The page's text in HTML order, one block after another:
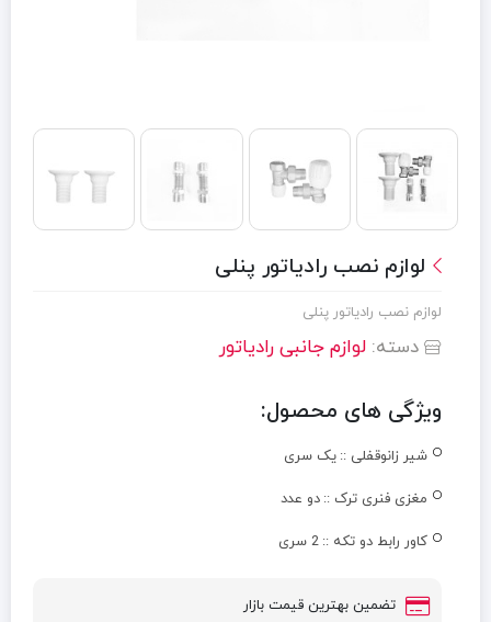
لوازم نصب رادیاتور پنلی
لوازم نصب رادیاتور پنلی
دسته: لوازم جانبی رادیاتور
ویژگی های محصول:
شیر زانوقفلی :: یک سری
مغزی فنری ترک :: دو عدد
کاور رابط دو تکه :: 2 سری
تضمین بهترین قیمت بازار